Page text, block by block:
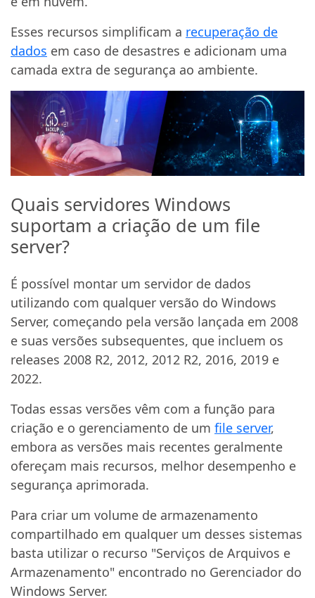
Esses recursos simplificam a recuperação de
dados em caso de desastres e adicionam uma
camada extra de segurança ao ambiente.
Quais servidores Windows
suportam a criação de um file
server?
É possível montar um servidor de dados
utilizando com qualquer versão do Windows
Server, começando pela versão lançada em 2008
e suas versões subsequentes, que incluem os
releases 2008 R2, 2012, 2012 R2, 2016, 2019 e
2022.
Todas essas versões vêm com a função para
criação e o gerenciamento de um file server,
embora as versões mais recentes geralmente
ofereçam mais recursos, melhor desempenho e
segurança aprimorada.
Para criar um volume de armazenamento
compartilhado em qualquer um desses sistemas
basta utilizar o recurso "Serviços de Arquivos e
Armazenamento" encontrado no Gerenciador do
Windows Server.